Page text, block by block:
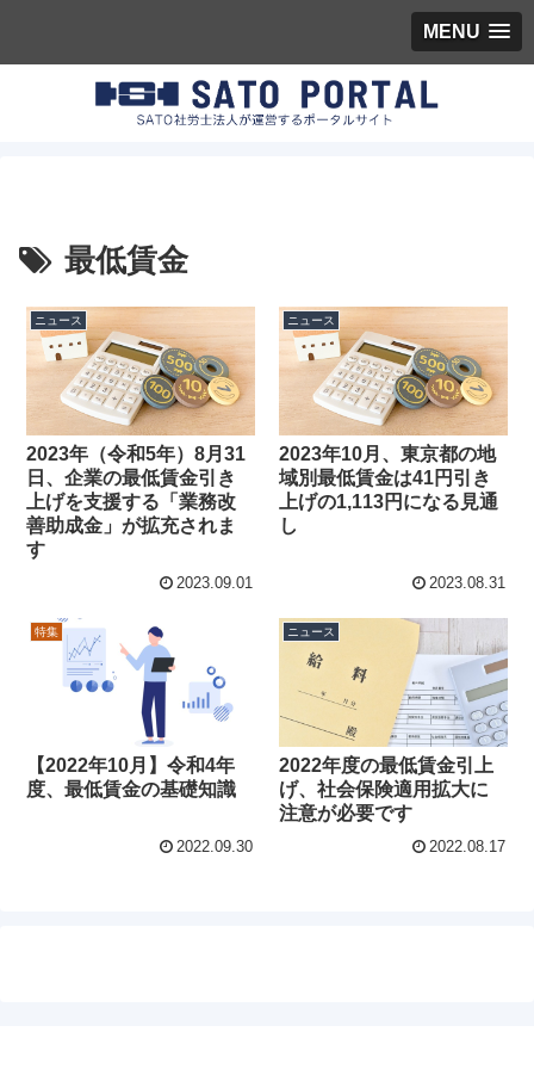
MENU
最低賃金
ニュース
2023年（令和5年）8月31
日、企業の最低賃金引き
上げを支援する「業務改
善助成金」が拡充されま
す
2023.09.01
ニュース
2023年10月、東京都の地
域別最低賃金は41円引き
上げの1,113円になる見通
し
2023.08.31
特集
【2022年10月】令和4年
度、最低賃金の基礎知識
2022.09.30
ニュース
2022年度の最低賃金引上
げ、社会保険適用拡大に
注意が必要です
2022.08.17